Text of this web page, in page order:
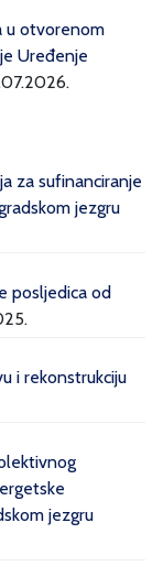
u otvorenom
Uređenje
za sufinanciranje
jezgru
posljedica od
i rekonstrukciju
jezgru